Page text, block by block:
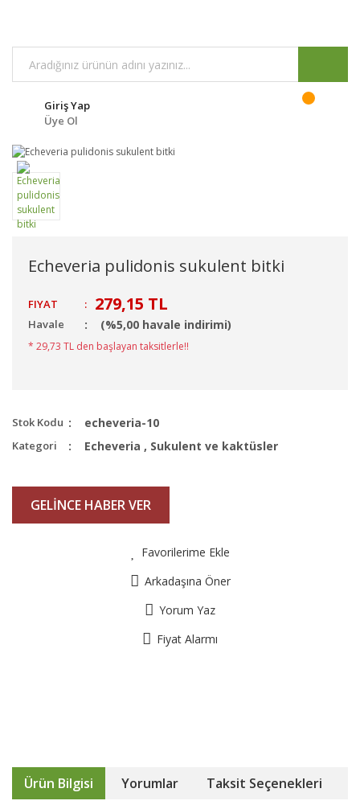
Giriş Yap
Üye Ol
Echeveria pulidonis sukulent bitki
FIYAT : 279,15 TL
Havale (%5,00 havale indirimi)
* 29,73 TL den başlayan taksitlerle!!
Stok Kodu echeveria-10
Kategori Echeveria , Sukulent ve kaktüsler
GELİNCE HABER VER
Favorilerime Ekle
Arkadaşına Öner
Yorum Yaz
Fiyat Alarmı
Ürün Bilgisi Yorumlar Taksit Seçenekleri